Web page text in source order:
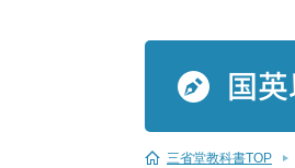
国
三省堂教科書TOP